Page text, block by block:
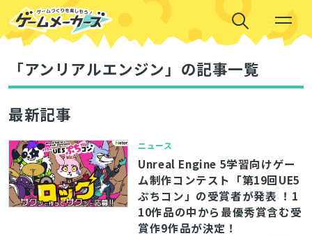
「アンリアルエンジン」の記事一覧
最新記事
ニュース
Unreal Engine 5学習向けゲー
ム制作コンテスト「第19回UE5
ぷちコン」の受賞者が発表 ！1
10作品の中から最優秀賞含む受
賞作9作品が決定！